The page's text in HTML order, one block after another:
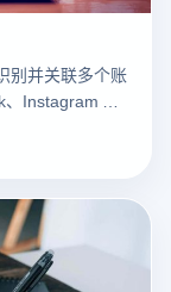
别并关联多个账
Instagram 或
具备更专业的环
险。以下是详